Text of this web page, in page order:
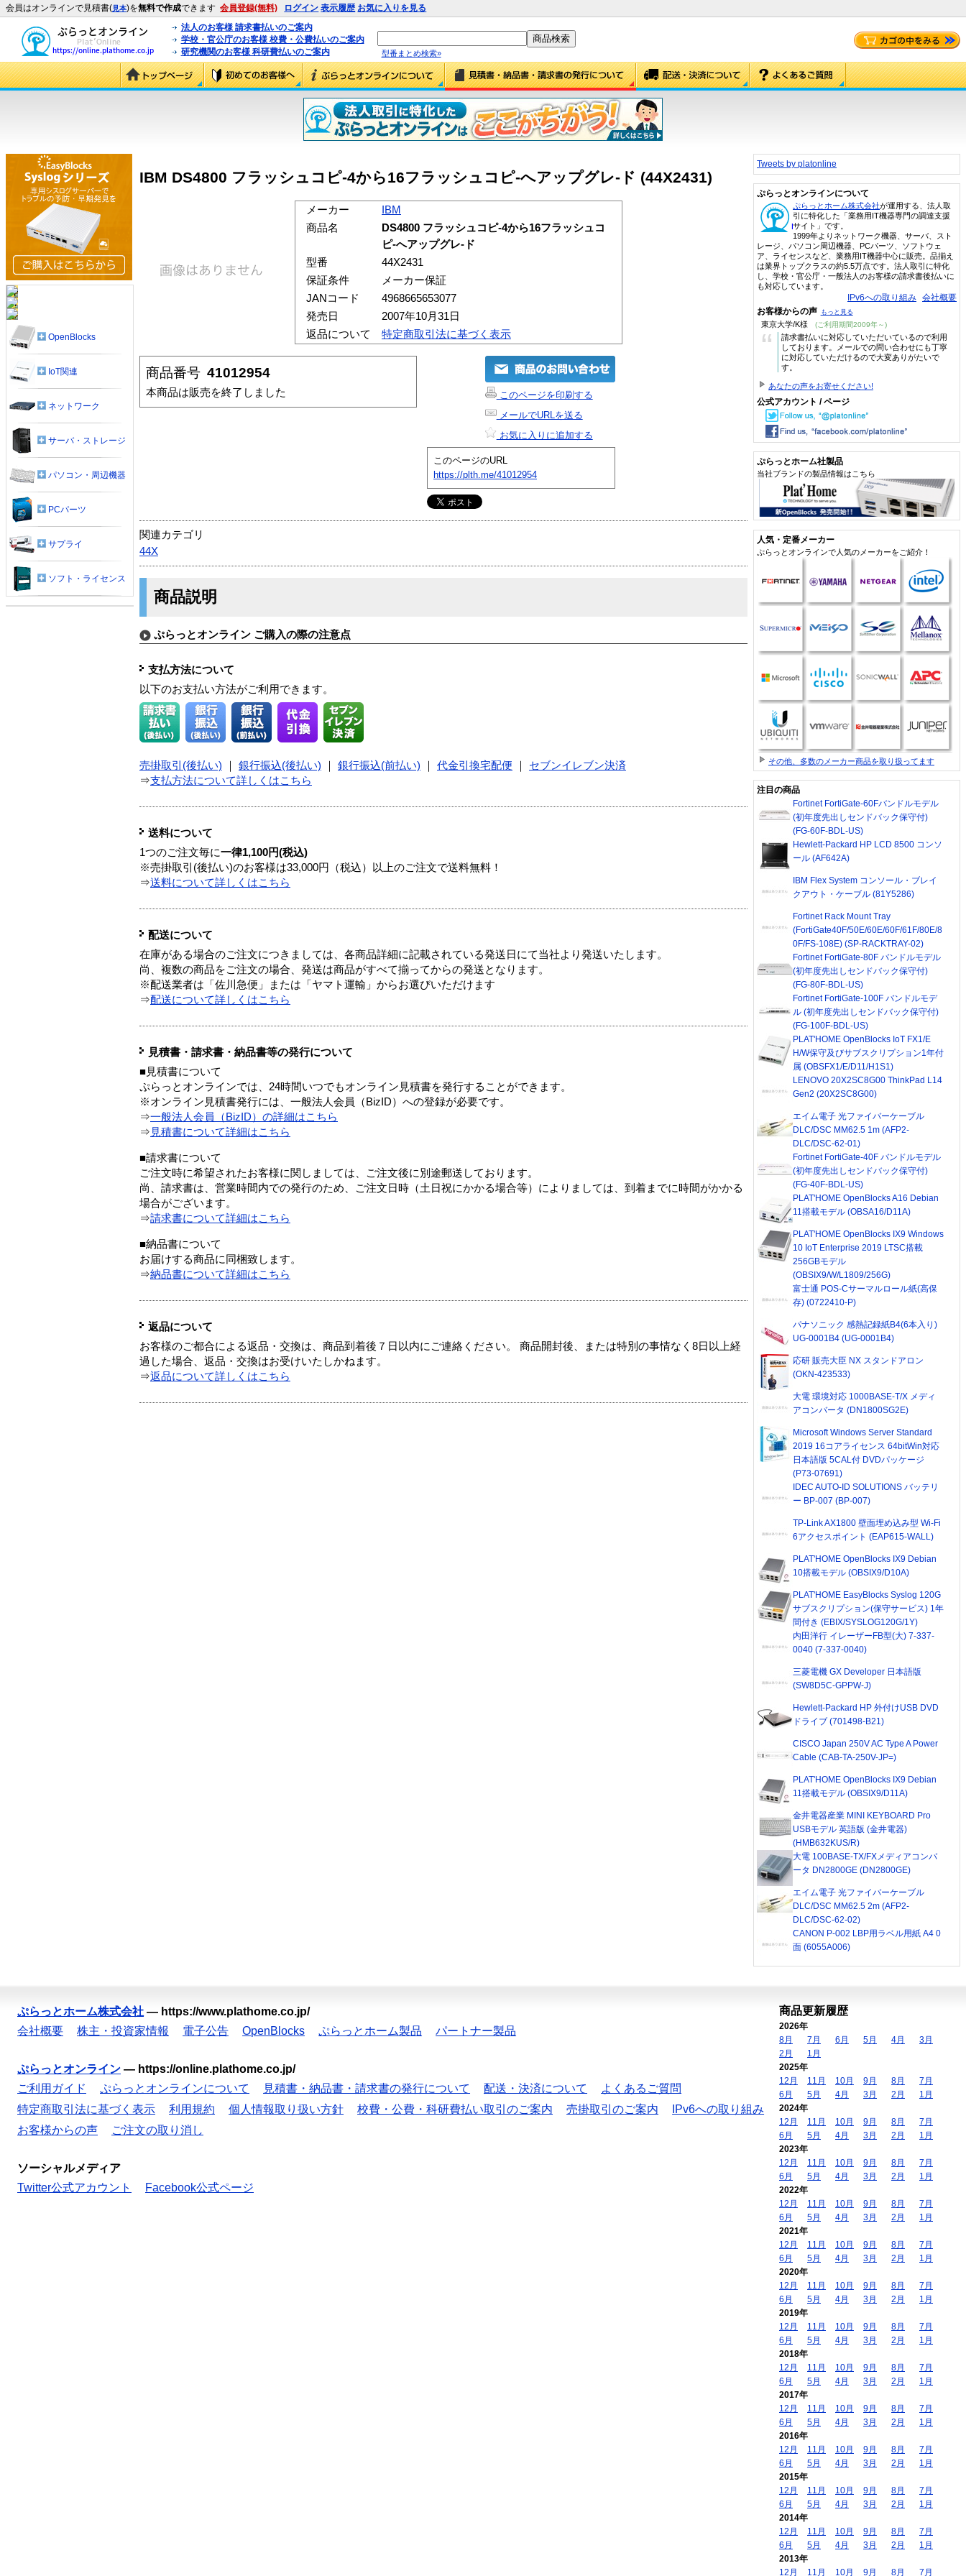
会員はオンラインで見積書(見本)を無料で作成できます 会員登録(無料) ログイン 表示履歴 お気に入りを見る
法人のお客様 請求書払いのご案内
学校・官公庁のお客様 校費・公費払いのご案内
研究機関のお客様 科研費払いのご案内
型番まとめ検索»
IBM DS4800 フラッシュコピ-4から16フラッシュコピ-へアップグレ-ド (44X2431)
メーカー
IBM
商品名
DS4800 フラッシュコピ-4から16フラッシュコ
ピ-へアップグレ-ド
型番
44X2431
保証条件
メーカー保証
JANコード
4968665653077
発売日
2007年10月31日
返品について
特定商取引法に基づく表示
商品番号 41012954
本商品は販売を終了しました
このページを印刷する
メールでURLを送る
お気に入りに追加する
このページのURL
https://plth.me/41012954
関連カテゴリ
44X
商品説明
ぷらっとオンライン ご購入の際の注意点
支払方法について
以下のお支払い方法がご利用できます。
売掛取引(後払い) 銀行振込(後払い) 銀行振込(前払い) 代金引換宅配便
セブンイレブン決済
⇒支払方法について詳しくはこちら
送料について
1つのご注文毎に一律1,100円(税込)
※売掛取引(後払い)のお客様は33,000円（税込）以上のご注文で送料無料！
⇒送料について詳しくはこちら
配送について
在庫がある場合のご注文につきましては、各商品詳細に記載されている発送日にて当社より発送いたします。
尚、複数の商品をご注文の場合、発送は商品がすべて揃ってからの発送となります。
※配送業者は「佐川急便」または「ヤマト運輸」からお選びいただけます
⇒配送について詳しくはこちら
見積書・請求書・納品書等の発行について
■見積書について
ぷらっとオンラインでは、24時間いつでもオンライン見積書を発行することができます。
※オンライン見積書発行には、一般法人会員（BizID）への登録が必要です。
⇒一般法人会員（BizID）の詳細はこちら
⇒ 見積書について詳細はこちら
■請求書について
ご注文時に希望されたお客様に関しましては、ご注文後に別途郵送しております。
尚、請求書は、営業時間内での発行のため、ご注文日時（土日祝にかかる場合等）によりましては、到着までに時間がかかる
場合がございます。
⇒請求書について詳細はこちら
■納品書について
お届けする商品に同梱致します。
⇒納品書について詳細はこちら
返品について
お客様のご都合による返品・交換は、商品到着後７日以内にご連絡ください。 商品開封後、または特別の事情なく8日以上経
過した場合、返品・交換はお受けいたしかねます。
⇒返品について詳しくはこちら
OpenBlocks
IoT関連
ネットワーク
サーバ・ストレージ
パソコン・周辺機器
PCパーツ
サプライ
ソフト・ライセンス
Tweets by platonline
ぷらっとオンラインについて
ぷらっとホーム株式会社が運用する、法人取
引に特化した「業務用IT機器専門の調達支援
サイト」です。
1999年よりネットワーク機器、サーバ、スト
レージ、パソコン周辺機器、PCパーツ、ソフトウェ
ア、ライセンスなど、業務用IT機器中心に販売。品揃え
は業界トップクラスの約5.5万点です。法人取引に特化
し、学校・官公庁・一般法人のお客様の請求書後払いに
も対応しています。
IPv6への取り組み 会社概要
お客様からの声 もっと見る
東京大学/K様 (ご利用期間2009年～)
“
請求書払いに対応していただいているので利用
しております。メールでの問い合わせにも丁寧
に対応していただけるので大変ありがたいで
す。
あなたの声をお寄せください!
公式アカウント / ページ
ぷらっとホーム社製品
当社ブランドの製品情報はこちら
人気・定番メーカー
ぷらっとオンラインで人気のメーカーをご紹介！
その他、多数のメーカー商品を取り扱ってます
注目の商品
Fortinet FortiGate-60Fバンドルモデル
(初年度先出しセンドバック保守付)
(FG-60F-BDL-US)
Hewlett-Packard HP LCD 8500 コンソ
ール (AF642A)
IBM Flex System コンソール・ブレイ
クアウト・ケーブル (81Y5286)
Fortinet Rack Mount Tray
(FortiGate40F/50E/60E/60F/61F/80E/8
0F/FS-108E) (SP-RACKTRAY-02)
Fortinet FortiGate-80F バンドルモデル
(初年度先出しセンドバック保守付)
(FG-80F-BDL-US)
Fortinet FortiGate-100F バンドルモデ
ル (初年度先出しセンドバック保守付)
(FG-100F-BDL-US)
PLAT'HOME OpenBlocks IoT FX1/E
H/W保守及びサブスクリプション1年付
属 (OBSFX1/E/D11/H1S1)
LENOVO 20X2SC8G00 ThinkPad L14
Gen2 (20X2SC8G00)
エイム電子 光ファイバーケーブル
DLC/DSC MM62.5 1m (AFP2-
DLC/DSC-62-01)
Fortinet FortiGate-40F バンドルモデル
(初年度先出しセンドバック保守付)
(FG-40F-BDL-US)
PLAT'HOME OpenBlocks A16 Debian
11搭載モデル (OBSA16/D11A)
PLAT'HOME OpenBlocks IX9 Windows
10 IoT Enterprise 2019 LTSC搭載
256GBモデル
(OBSIX9/W/L1809/256G)
富士通 POS-Cサーマルロール紙(高保
存) (0722410-P)
パナソニック 感熱記録紙B4(6本入り)
UG-0001B4 (UG-0001B4)
応研 販売大臣 NX スタンドアロン
(OKN-423533)
大電 環境対応 1000BASE-T/X メディ
アコンバータ (DN1800SG2E)
Microsoft Windows Server Standard
2019 16コアライセンス 64bitWin対応
日本語版 5CAL付 DVDパッケージ
(P73-07691)
IDEC AUTO-ID SOLUTIONS バッテリ
ー BP-007 (BP-007)
TP-Link AX1800 壁面埋め込み型 Wi-Fi
6アクセスポイント (EAP615-WALL)
PLAT'HOME OpenBlocks IX9 Debian
10搭載モデル (OBSIX9/D10A)
PLAT'HOME EasyBlocks Syslog 120G
サブスクリプション(保守サービス) 1年
間付き (EBIX/SYSLOG120G/1Y)
内田洋行 イレーザーFB型(大) 7-337-
0040 (7-337-0040)
三菱電機 GX Developer 日本語版
(SW8D5C-GPPW-J)
Hewlett-Packard HP 外付けUSB DVD
ドライブ (701498-B21)
CISCO Japan 250V AC Type A Power
Cable (CAB-TA-250V-JP=)
PLAT'HOME OpenBlocks IX9 Debian
11搭載モデル (OBSIX9/D11A)
金井電器産業 MINI KEYBOARD Pro
USBモデル 英語版 (金井電器)
(HMB632KUS/R)
大電 100BASE-TX/FXメディアコンバ
ータ DN2800GE (DN2800GE)
エイム電子 光ファイバーケーブル
DLC/DSC MM62.5 2m (AFP2-
DLC/DSC-62-02)
CANON P-002 LBP用ラベル用紙 A4 0
面 (6055A006)
ぷらっとホーム株式会社 — https://www.plathome.co.jp/
会社概要
株主・投資家情報 電子公告 OpenBlocks ぷらっとホーム製品 パートナー製品
ぷらっとオンライン — https://online.plathome.co.jp/
ご利用ガイド
ぷらっとオンラインについて 見積書・納品書・請求書の発行について 配送・決済について
よくあるご質問
特定商取引法に基づく表示
利用規約 個人情報取り扱い方針 校費・公費・科研費払い取引のご案内 売掛取引のご案内
IPv6への取り組み
お客様からの声
ご注文の取り消し
ソーシャルメディア
Twitter公式アカウント
Facebook公式ページ
商品更新履歴
2026年
8月
7月 6月 5月 4月
3月
2月
1月
2025年
12月
11月 10月 9月 8月
7月
6月
5月 4月 3月 2月
1月
2024年
12月
11月 10月 9月 8月
7月
6月
5月 4月 3月 2月
1月
2023年
12月
11月 10月 9月 8月
7月
6月
5月 4月 3月 2月
1月
2022年
12月
11月 10月 9月 8月
7月
6月
5月 4月 3月 2月
1月
2021年
12月
11月 10月 9月 8月
7月
6月
5月 4月 3月 2月
1月
2020年
12月
11月 10月 9月 8月
7月
6月
5月 4月 3月 2月
1月
2019年
12月
11月 10月 9月 8月
7月
6月
5月 4月 3月 2月
1月
2018年
12月
11月 10月 9月 8月
7月
6月
5月 4月 3月 2月
1月
2017年
12月
11月 10月 9月 8月
7月
6月
5月 4月 3月 2月
1月
2016年
12月
11月 10月 9月 8月
7月
6月
5月 4月 3月 2月
1月
2015年
12月
11月 10月 9月 8月
7月
6月
5月 4月 3月 2月
1月
2014年
12月
11月 10月 9月 8月
7月
6月
5月 4月 3月 2月
1月
2013年
12月
11月 10月 9月 8月 7月